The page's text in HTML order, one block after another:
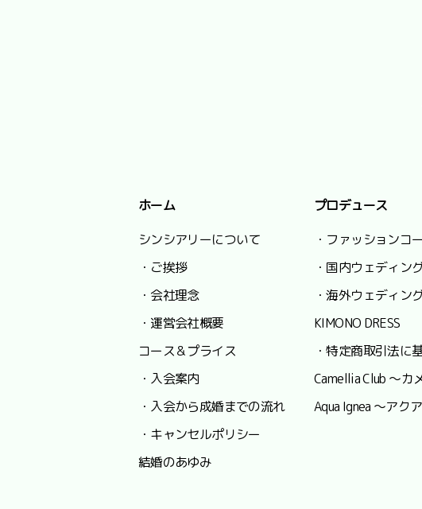
ホーム
シンシアリーについて
・ご挨拶
・会社理念
・運営会社概要
コース＆プライス
・入会案内
・入会から成婚までの流れ
・キャンセルポリシー
結婚のあゆみ
プロデュース
・ファッションコ
・国内ウェディン
・海外ウェディン
KIMONO DRESS
・特定商取引法に
Camellia Club ～カ
Aqua Ignea ～アク